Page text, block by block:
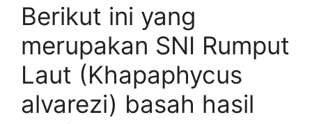
Berikut ini yang
merupakan SNI Rumput
Laut (Khapaphycus
alvarezi) basah hasil